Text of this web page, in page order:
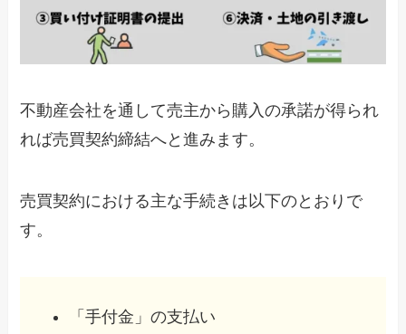
不動産会社を通して売主から購入の承諾が得られ
れば売買契約締結へと進みます。
売買契約における主な手続きは以下のとおりで
す。
「手付金」の支払い